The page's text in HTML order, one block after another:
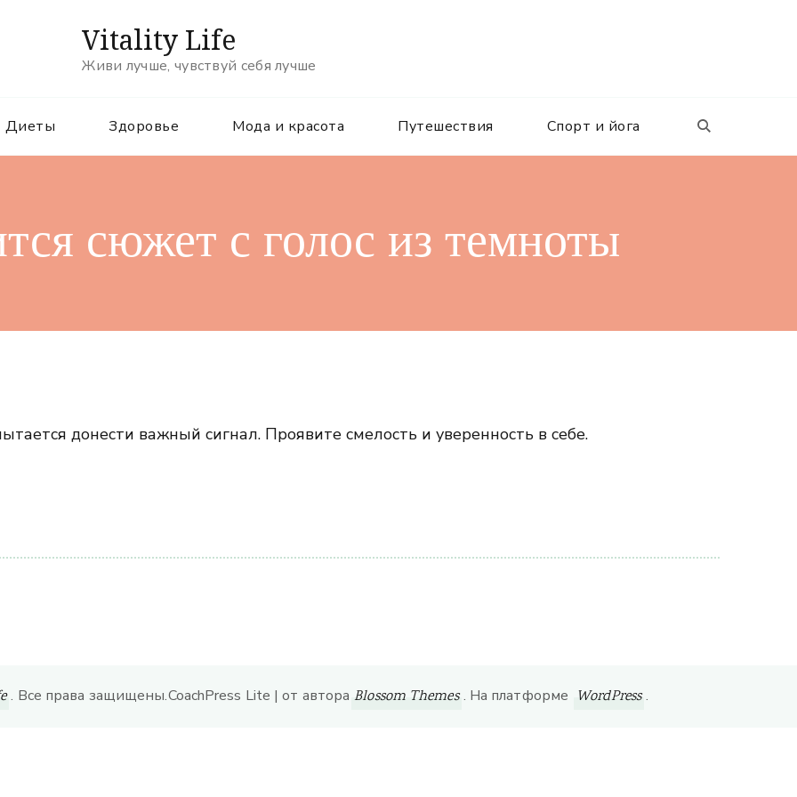
Vitality Life
Живи лучше, чувствуй себя лучше
Диеты Здоровье Мода и красота Путешествия Спорт и йога
сюжет с голос из темноты
донести важный сигнал. Проявите смелость и уверенность в себе.
. Все права защищены.CoachPress Lite | от автора Blossom Themes . На платформе WordPress .